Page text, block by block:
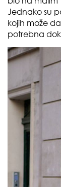
Jednako su
kojih može
potrebna